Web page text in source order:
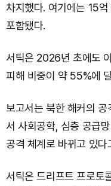
차지했다. 여기에는 15
포함됐다.
서틱은 2026년 초에도
피해 비중이 약 55%에
보고서는 북한 해커의
서 사회공학, 심층 공급
공격 체계로 바뀌고 있다
서틱은 드리프트 프로토